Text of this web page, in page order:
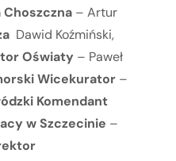
– Artur
Dawid Koźmiński,
Oświaty – Paweł
Wicekurator –
Komendant
w Szczecinie –